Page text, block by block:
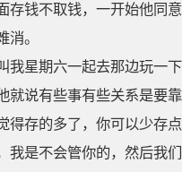
存钱不取钱，一开始他同
。
我星期六一起去那边玩一
就说有些事有些关系是要
得存的多了，你可以少存
我是不会管你的，然后我